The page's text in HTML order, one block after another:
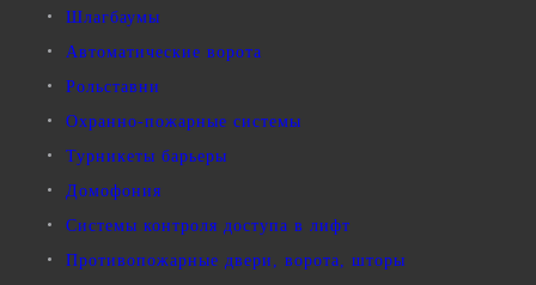
Шлагбаумы
Автоматические ворота
Рольставни
Охранно-пожарные системы
Турникеты барьеры
Домофония
Системы контроля доступа в лифт
Противопожарные двери, ворота, шторы